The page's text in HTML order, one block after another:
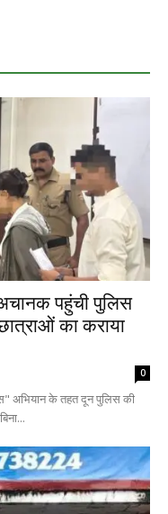
पहुंची पुलिस
का कराया
0
अभियान के तहत दून पुलिस की